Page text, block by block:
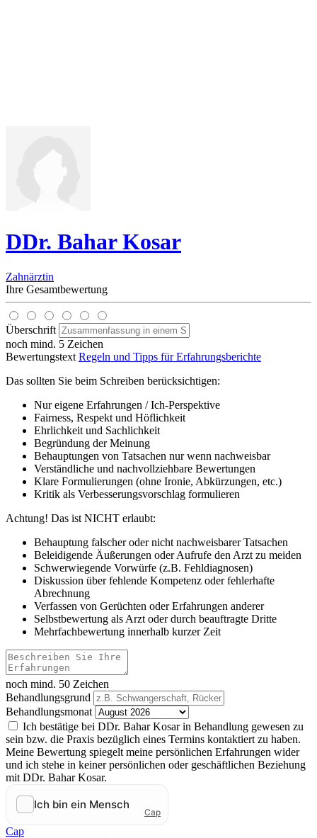
DDr. Bahar Kosar
Zahnärztin
Ihre Gesamtbewertung
Überschrift
noch mind. 5 Zeichen
Bewertungstext Regeln und Tipps für Erfahrungsberichte
Das sollten Sie beim Schreiben berücksichtigen:
Nur eigene Erfahrungen / Ich-Perspektive
Fairness, Respekt und Höflichkeit
Ehrlichkeit und Sachlichkeit
Begründung der Meinung
Behauptungen von Tatsachen nur wenn nachweisbar
Verständliche und nachvollziehbare Bewertungen
Klare Formulierungen (ohne Ironie, Abkürzungen, etc.)
Kritik als Verbesserungsvorschlag formulieren
Achtung! Das ist NICHT erlaubt:
Behauptung falscher oder nicht nachweisbarer Tatsachen
Beleidigende Äußerungen oder Aufrufe den Arzt zu meiden
Schwerwiegende Vorwürfe (z.B. Fehldiagnosen)
Diskussion über fehlende Kompetenz oder fehlerhafte
Abrechnung
Verfassen von Gerüchten oder Erfahrungen anderer
Selbstbewertung als Arzt oder durch beauftragte Dritte
Mehrfachbewertung innerhalb kurzer Zeit
noch mind. 50 Zeichen
Behandlungsgrund
Behandlungsmonat
Ich bestätige bei DDr. Bahar Kosar in Behandlung gewesen zu
sein bzw. die Praxis bezüglich eines Termins kontaktiert zu haben.
Meine Bewertung spiegelt meine persönlichen Erfahrungen wider
und ich stehe in keiner persönlichen oder geschäftlichen Beziehung
mit DDr. Bahar Kosar.
Cap